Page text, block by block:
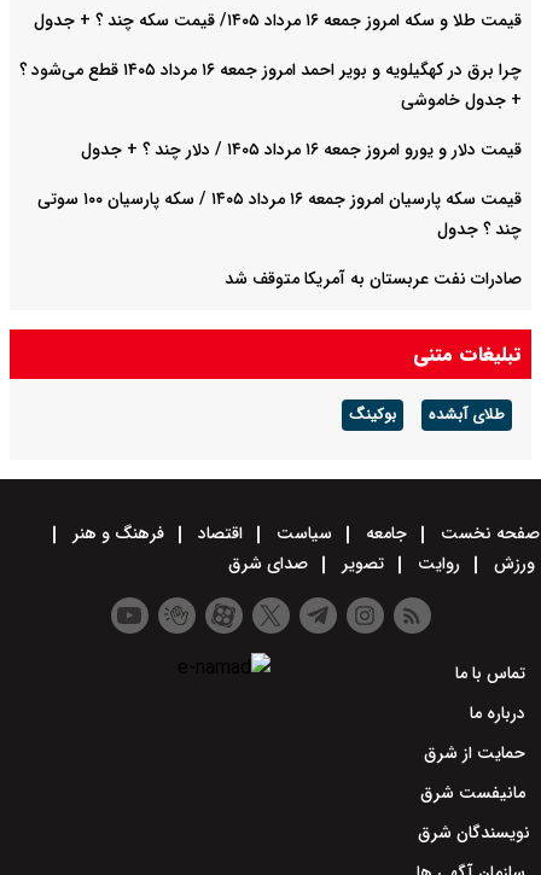
قیمت طلا و سکه امروز جمعه ۱۶ مرداد ۱۴۰۵/ قیمت سکه چند ؟ + جدول
چرا برق در کهگیلویه و بویر احمد امروز جمعه ۱۶ مرداد ۱۴۰۵ قطع می‌شود ؟
+ جدول خاموشی
قیمت دلار و یورو امروز جمعه ۱۶ مرداد ۱۴۰۵ / دلار چند ؟ + جدول
قیمت سکه پارسیان امروز جمعه ۱۶ مرداد ۱۴۰۵ / سکه پارسیان ۱۰۰ سوتی
چند ؟ جدول
صادرات نفت عربستان به آمریکا متوقف شد
ترکیه و عراق، پروژه کاهش وابستگی به تنگه هرمز را کلید زدند + جزییات
تبلیغات متنی
طلای آبشده بوکینگ
صفحه نخست جامعه سیاست اقتصاد
فرهنگ و هنر
ورزش
روایت تصویر صدای شرق
تماس با ما
درباره ما
حمایت از شرق
مانیفست شرق
نویسندگان شرق